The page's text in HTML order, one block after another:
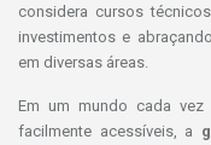
considera cursos
investimentos e
em diversas áreas.
Em um mundo cada vez
facilmente acessíveis, a